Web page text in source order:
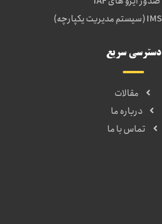
دسترسی سریع
مقالات
درباره ما
تماس با ما